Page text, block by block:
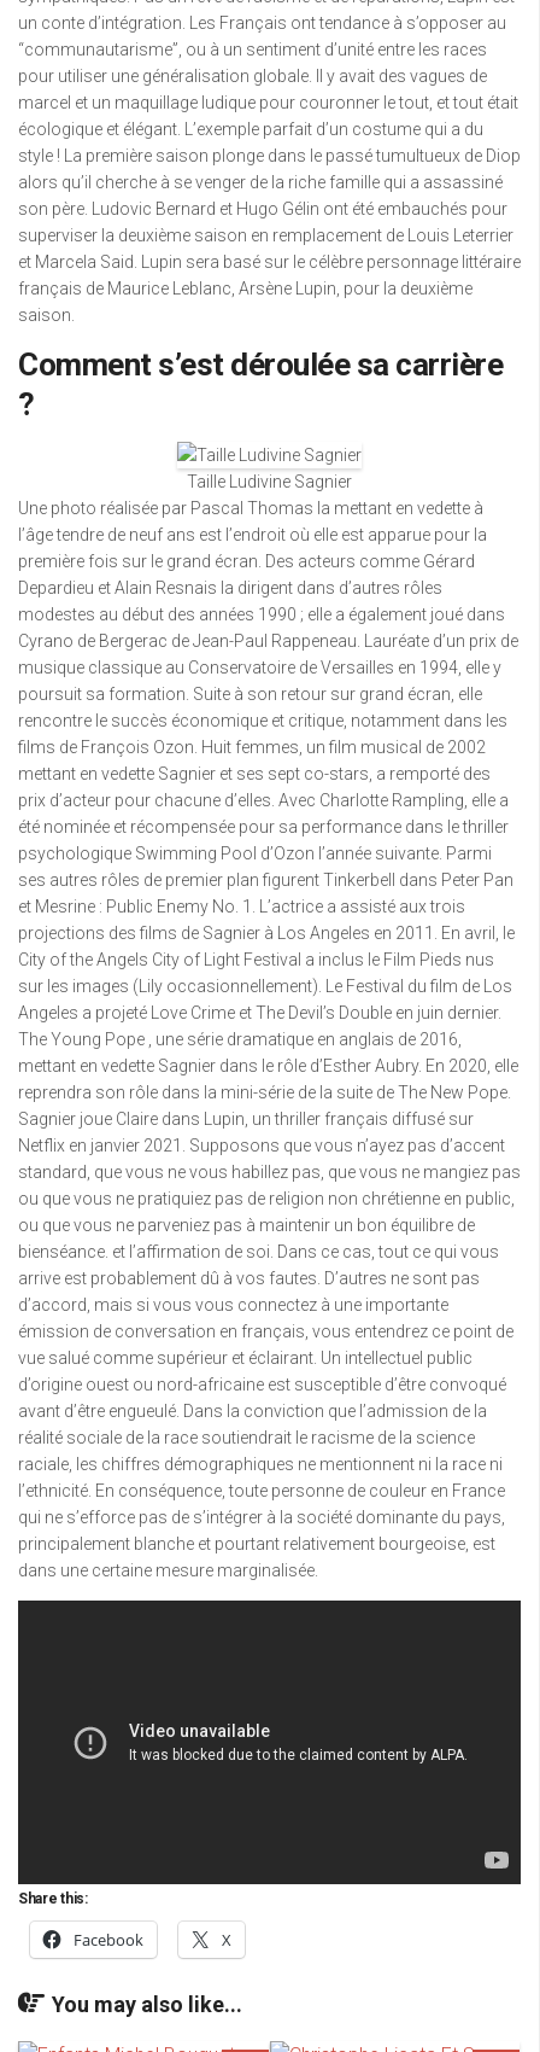
un conte d’intégration. Les Français ont tendance à s’opposer au
“communautarisme”, ou à un sentiment d’unité entre les races
pour utiliser une généralisation globale. Il y avait des vagues de
marcel et un maquillage ludique pour couronner le tout, et tout était
écologique et élégant. L’exemple parfait d’un costume qui a du
style ! La première saison plonge dans le passé tumultueux de Diop
alors qu’il cherche à se venger de la riche famille qui a assassiné
son père. Ludovic Bernard et Hugo Gélin ont été embauchés pour
superviser la deuxième saison en remplacement de Louis Leterrier
et Marcela Said. Lupin sera basé sur le célèbre personnage littéraire
français de Maurice Leblanc, Arsène Lupin, pour la deuxième
saison.
Comment s’est déroulée sa carrière
?
Taille Ludivine Sagnier
Une photo réalisée par Pascal Thomas la mettant en vedette à
l’âge tendre de neuf ans est l’endroit où elle est apparue pour la
première fois sur le grand écran. Des acteurs comme Gérard
Depardieu et Alain Resnais la dirigent dans d’autres rôles
modestes au début des années 1990 ; elle a également joué dans
Cyrano de Bergerac de Jean-Paul Rappeneau. Lauréate d’un prix de
musique classique au Conservatoire de Versailles en 1994, elle y
poursuit sa formation. Suite à son retour sur grand écran, elle
rencontre le succès économique et critique, notamment dans les
films de François Ozon. Huit femmes, un film musical de 2002
mettant en vedette Sagnier et ses sept co-stars, a remporté des
prix d’acteur pour chacune d’elles. Avec Charlotte Rampling, elle a
été nominée et récompensée pour sa performance dans le thriller
psychologique Swimming Pool d’Ozon l’année suivante. Parmi
ses autres rôles de premier plan figurent Tinkerbell dans Peter Pan
et Mesrine : Public Enemy No. 1. L’actrice a assisté aux trois
projections des films de Sagnier à Los Angeles en 2011. En avril, le
City of the Angels City of Light Festival a inclus le Film Pieds nus
sur les images (Lily occasionnellement). Le Festival du film de Los
Angeles a projeté Love Crime et The Devil’s Double en juin dernier.
The Young Pope , une série dramatique en anglais de 2016,
mettant en vedette Sagnier dans le rôle d’Esther Aubry. En 2020, elle
reprendra son rôle dans la mini-série de la suite de The New Pope.
Sagnier joue Claire dans Lupin, un thriller français diffusé sur
Netflix en janvier 2021. Supposons que vous n’ayez pas d’accent
standard, que vous ne vous habillez pas, que vous ne mangiez pas
ou que vous ne pratiquiez pas de religion non chrétienne en public,
ou que vous ne parveniez pas à maintenir un bon équilibre de
bienséance. et l’affirmation de soi. Dans ce cas, tout ce qui vous
arrive est probablement dû à vos fautes. D’autres ne sont pas
d’accord, mais si vous vous connectez à une importante
émission de conversation en français, vous entendrez ce point de
vue salué comme supérieur et éclairant. Un intellectuel public
d’origine ouest ou nord-africaine est susceptible d’être convoqué
avant d’être engueulé. Dans la conviction que l’admission de la
réalité sociale de la race soutiendrait le racisme de la science
raciale, les chiffres démographiques ne mentionnent ni la race ni
l’ethnicité. En conséquence, toute personne de couleur en France
qui ne s’efforce pas de s’intégrer à la société dominante du pays,
principalement blanche et pourtant relativement bourgeoise, est
dans une certaine mesure marginalisée.
Share this:
Facebook X
You may also like...